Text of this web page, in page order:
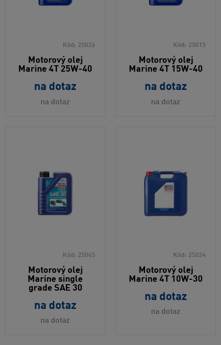
Kód: 25026
Motorový olej
Marine 4T 25W-40
na dotaz
na dotaz
Kód: 25015
Motorový olej
Marine 4T 15W-40
na dotaz
na dotaz
Kód: 25065
Motorový olej
Marine single
grade SAE 30
na dotaz
na dotaz
Kód: 25024
Motorový olej
Marine 4T 10W-30
na dotaz
na dotaz